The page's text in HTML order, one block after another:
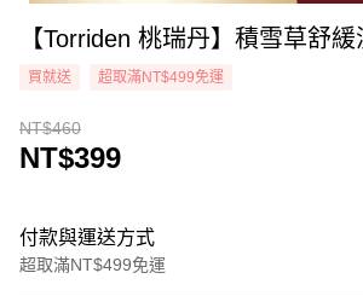
【Torriden 桃瑞丹】積雪草舒
買就送 超取滿NT$499免運
NT$460
NT$399
付款與運送方式
超取滿NT$499免運